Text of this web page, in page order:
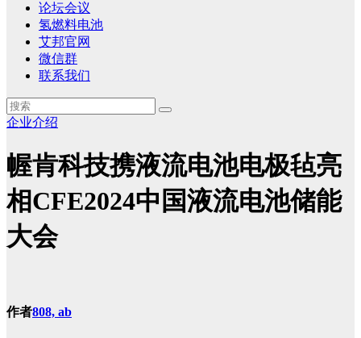
论坛会议
氢燃料电池
艾邦官网
微信群
联系我们
企业介绍
幄肯科技携液流电池电极毡亮
相CFE2024中国液流电池储能
大会
作者808, ab